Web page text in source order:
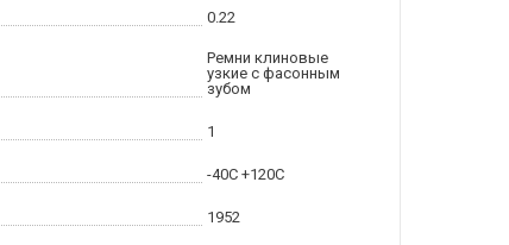
0.22
Ремни клиновые
узкие с фасонным
зубом
1
-40С +120С
1952